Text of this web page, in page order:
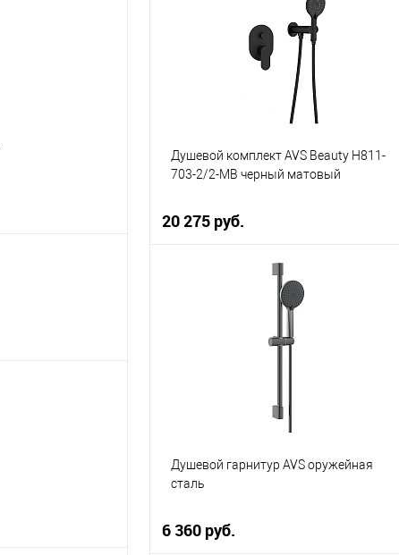
К сравнению
Душевой комплект AVS Beauty Н811-
703-2/2-MB черный матовый
20 275 руб.
В корзину
Душевой гарнитур AVS оружейная
сталь
6 360 руб.